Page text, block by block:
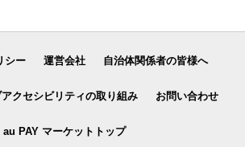
シー 運営会社 自治体関係者の皆様へ
クセシビリティの取り組み お問い合わせ
au PAY マーケットトップ